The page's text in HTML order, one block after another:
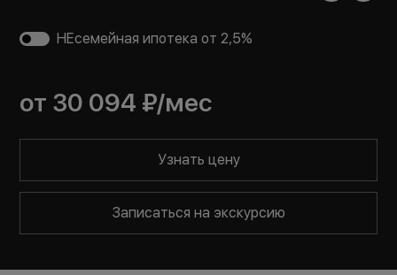
НЕсемейная ипотека от 2,5%
от 30 094 ₽/мес
Узнать цену
Записаться на экскурсию